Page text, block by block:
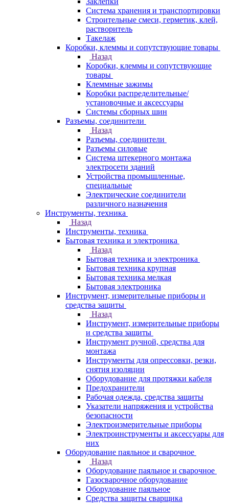
Система хранения и транспортировки
Строительные смеси, герметик, клей,
растворитель
Такелаж
Коробки, клеммы и сопутствующие товары
Назад
Коробки, клеммы и сопутствующие
товары
Клеммные зажимы
Коробки распределительные/
установочные и аксессуары
Системы сборных шин
Разъемы, соединители
Назад
Разъемы, соединители
Разъемы силовые
Система штекерного монтажа
электросети зданий
Устройства промышленные,
специальные
Электрические соединители
различного назначения
Инструменты, техника
Назад
Инструменты, техника
Бытовая техника и электроника
Назад
Бытовая техника и электроника
Бытовая техника крупная
Бытовая техника мелкая
Бытовая электроника
Инструмент, измерительные приборы и
средства защиты
Назад
Инструмент, измерительные приборы
и средства защиты
Инструмент ручной, средства для
монтажа
Инструменты для опрессовки, резки,
снятия изоляции
Оборудование для протяжки кабеля
Предохранители
Рабочая одежда, средства защиты
Указатели напряжения и устройства
безопасности
Электроизмерительные приборы
Электроинструменты и аксессуары для
них
Оборудование паяльное и сварочное
Назад
Оборудование паяльное и сварочное
Газосварочное оборудование
Оборудование паяльное
Средства защиты сварщика